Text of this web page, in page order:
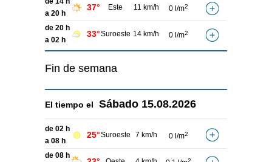
a 20 h
37° Este 11 km/h 0 l/m2
de 20 h
a 02 h
33°Suroeste 14 km/h 0 l/m2
Fin de semana
El tiempo el Sábado 15.08.2026
de 02 h
a 08 h
25°Suroeste 7 km/h 0 l/m2
de 08 h